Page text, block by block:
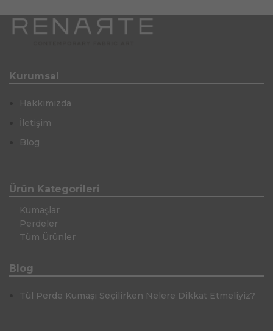
Kurumsal
Hakkımızda
İletişim
Blog
Ürün Kategorileri
Kumaşlar
Perdeler
Tüm Ürünler
Blog
Tül Perde Kumaşı Seçilirken Nelere Dikkat Etmeliyiz?